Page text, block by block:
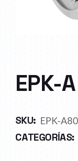
EPK-A
SKU: EPK-
CATEGORÍAS: